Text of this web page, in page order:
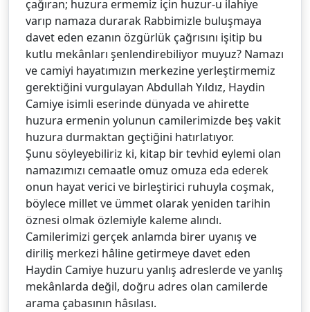
çağıran; huzura ermemiz için huzur-u ilahiye
varıp namaza durarak Rabbimizle buluşmaya
davet eden ezanın özgürlük çağrısını işitip bu
kutlu mekânları şenlendirebiliyor muyuz? Namazı
ve camiyi hayatımızın merkezine yerleştirmemiz
gerektiğini vurgulayan Abdullah Yıldız, Haydin
Camiye isimli eserinde dünyada ve ahirette
huzura ermenin yolunun camilerimizde beş vakit
huzura durmaktan geçtiğini hatırlatıyor.
Şunu söyleyebiliriz ki, kitap bir tevhid eylemi olan
namazımızı cemaatle omuz omuza eda ederek
onun hayat verici ve birleştirici ruhuyla coşmak,
böylece millet ve ümmet olarak yeniden tarihin
öznesi olmak özlemiyle kaleme alındı.
Camilerimizi gerçek anlamda birer uyanış ve
diriliş merkezi hâline getirmeye davet eden
Haydin Camiye huzuru yanlış adreslerde ve yanlış
mekânlarda değil, doğru adres olan camilerde
arama çabasının hâsılası.